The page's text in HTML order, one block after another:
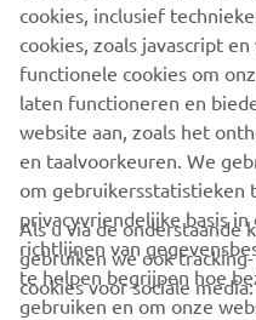
GA NAAR
CORPORATE
VOOR BEDRIJVEN
cookies, inclusief
cookies, zoals javascript
functionele cookies om
laten functioneren en
website aan, zoals het
en taalvoorkeuren. We
om gebruikersstatistieken
privacyvriendelijke basis
richtlijnen van
te helpen begrijpen hoe
gebruiken en om onze
Als u via de onderstaande
gebruiken we ook
cookies voor sociale media: